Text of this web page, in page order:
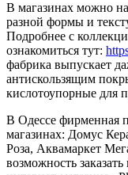
В магазинах можно
разной формы и
Подробнее с
ознакомиться тут:
фабрика выпускает
антискользящим
кислотоупорные для
В Одессе фирменная
магазинах: Домус
Роза, Аквамаркет
возможность